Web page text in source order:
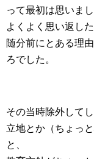
って最初は思いまし
よくよく思い返した
随分前にとある理
ろでした。
その当時除外して
立地とか（ちょっ
と、